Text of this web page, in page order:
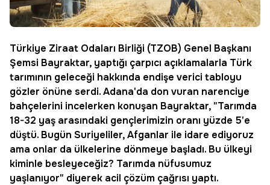
Türkiye Ziraat Odaları Birliği (TZOB) Genel Başkanı
Şemsi Bayraktar, yaptığı çarpıcı açıklamalarla Türk
tarımının geleceği hakkında endişe verici tabloyu
gözler önüne serdi. Adana'da don vuran narenciye
bahçelerini incelerken konuşan Bayraktar, "Tarımda
18-32 yaş arasındaki gençlerimizin oranı yüzde 5'e
düştü. Bugün Suriyeliler, Afganlar ile idare ediyoruz
ama onlar da ülkelerine dönmeye başladı. Bu ülkeyi
kiminle besleyeceğiz? Tarımda nüfusumuz
yaşlanıyor" diyerek acil çözüm çağrısı yaptı.